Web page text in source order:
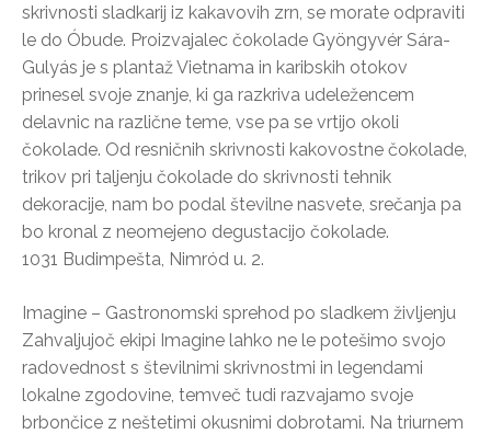
skrivnosti sladkarij iz kakavovih zrn, se morate odpraviti
le do Óbude. Proizvajalec čokolade Gyöngyvér Sára-
Gulyás je s plantaž Vietnama in karibskih otokov
prinesel svoje znanje, ki ga razkriva udeležencem
delavnic na različne teme, vse pa se vrtijo okoli
čokolade. Od resničnih skrivnosti kakovostne čokolade,
trikov pri taljenju čokolade do skrivnosti tehnik
dekoracije, nam bo podal številne nasvete, srečanja pa
bo kronal z neomejeno degustacijo čokolade.
1031 Budimpešta, Nimród u. 2.
Imagine – Gastronomski sprehod po sladkem življenju
Zahvaljujoč ekipi Imagine lahko ne le potešimo svojo
radovednost s številnimi skrivnostmi in legendami
lokalne zgodovine, temveč tudi razvajamo svoje
brbončice z neštetimi okusnimi dobrotami. Na triurnem